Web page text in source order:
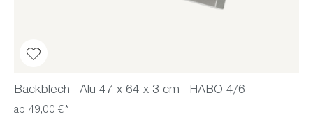
Backblech - Alu 47 x 64 x 3 cm - HABO 4/6
ab 49,00 €*